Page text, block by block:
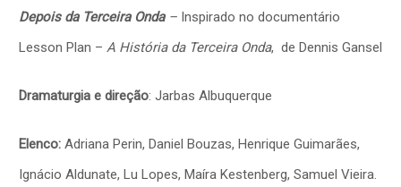
Depois da Terceira Onda– Inspirado no documentário
Lesson Plan – A História da Terceira Onda, de Dennis Gansel
Dramaturgia e direção: Jarbas Albuquerque
Elenco: Adriana Perin, Daniel Bouzas, Henrique Guimarães,
Ignácio Aldunate, Lu Lopes, Maíra Kestenberg, Samuel Vieira.